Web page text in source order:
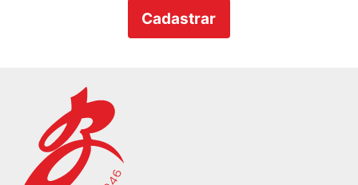
Cadastrar